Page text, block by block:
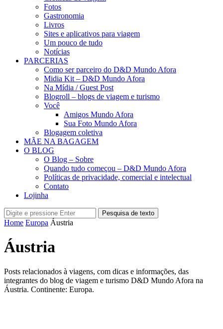
Fotos
Gastronomia
Livros
Sites e aplicativos para viagem
Um pouco de tudo
Notícias
PARCERIAS
Como ser parceiro do D&D Mundo Afora
Midia Kit – D&D Mundo Afora
Na Mídia / Guest Post
Blogroll – blogs de viagem e turismo
Você
Amigos Mundo Afora
Sua Foto Mundo Afora
Blogagem coletiva
MÃE NA BAGAGEM
O BLOG
O Blog – Sobre
Quando tudo começou – D&D Mundo Afora
Políticas de privacidade, comercial e intelectual
Contato
Lojinha
Pesquisa de texto
Home Europa Áustria
Áustria
Posts relacionados à viagens, com dicas e informações, das
integrantes do blog de viagem e turismo D&D Mundo Afora na
Áustria. Continente: Europa.